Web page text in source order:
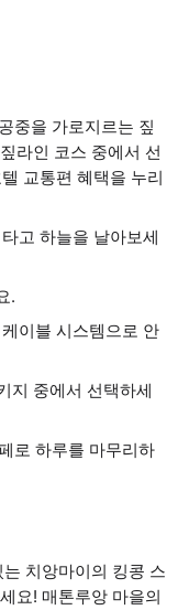
중을 가로지르는 짚
라인 코스 중에서 선
교통편 혜택을 누리
고 하늘을 날아보세
.
이블 시스템으로 안
지 중에서 선택하세
로 하루를 마무리하
치앙마이의 킹콩 스
요! 매톤루앙 마을의